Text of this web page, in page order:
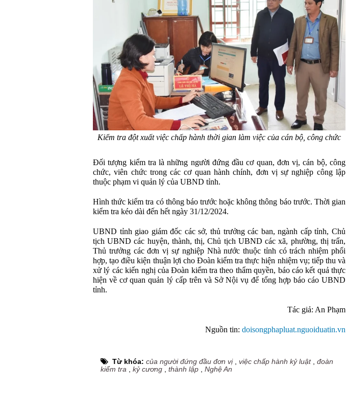
Kiểm tra đột xuất việc chấp hành thời gian làm việc của cán bộ, công chức
Đối tượng kiểm tra là những người đứng đầu cơ quan, đơn vị, cán bộ, công
chức, viên chức trong các cơ quan hành chính, đơn vị sự nghiệp công lập
thuộc phạm vi quản lý của UBND tỉnh.
Hình thức kiểm tra có thông báo trước hoặc không thông báo trước. Thời gian
kiểm tra kéo dài đến hết ngày 31/12/2024.
UBND tỉnh giao giám đốc các sở, thủ trưởng các ban, ngành cấp tỉnh, Chủ
tịch UBND các huyện, thành, thị, Chủ tịch UBND các xã, phường, thị trấn,
Thủ trưởng các đơn vị sự nghiệp Nhà nước thuộc tỉnh có trách nhiệm phối
hợp, tạo điều kiện thuận lợi cho Đoàn kiểm tra thực hiện nhiệm vụ; tiếp thu và
xử lý các kiến nghị của Đoàn kiểm tra theo thẩm quyền, báo cáo kết quả thực
hiện về cơ quan quản lý cấp trên và Sở Nội vụ để tổng hợp báo cáo UBND
tỉnh.
Tác giả: An Phạm
Nguồn tin: doisongphapluat.nguoiduatin.vn
Từ khóa: của người đứng đầu đơn vị, việc chấp hành kỷ luật, đoàn
kiểm tra
kỷ cương thành lập Nghệ An